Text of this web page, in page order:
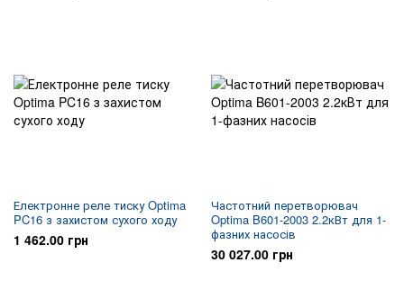
Електронне реле тиску Optima
PC16 з захистом сухого ходу
1 462.00 грн
Частотний перетворювач
Optima B601-2003 2.2кВт для 1-
фазних насосів
30 027.00 грн